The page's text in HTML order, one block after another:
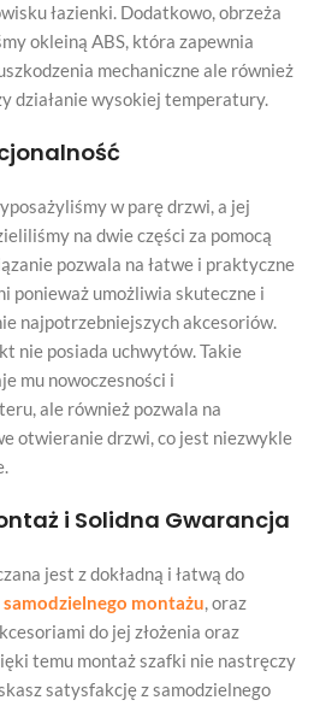
łazienki. Dodatkowo, obrzeża
okleiną ABS, która zapewnia
mechaniczne ale również
działanie wysokiej temperatury.
w parę drzwi, a jej
na dwie części za pomocą
pozwala na łatwe i praktyczne
ponieważ umożliwia skuteczne i
najpotrzebniejszych akcesoriów.
nie posiada uchwytów. Takie
mu nowoczesności i
ale również pozwala na
otwieranie drzwi, co jest niezwykle
i Solidna Gwarancja
jest z dokładną i łatwą do
montażu, oraz
do jej złożenia oraz
temu montaż szafki nie nastręczy
satysfakcję z samodzielnego